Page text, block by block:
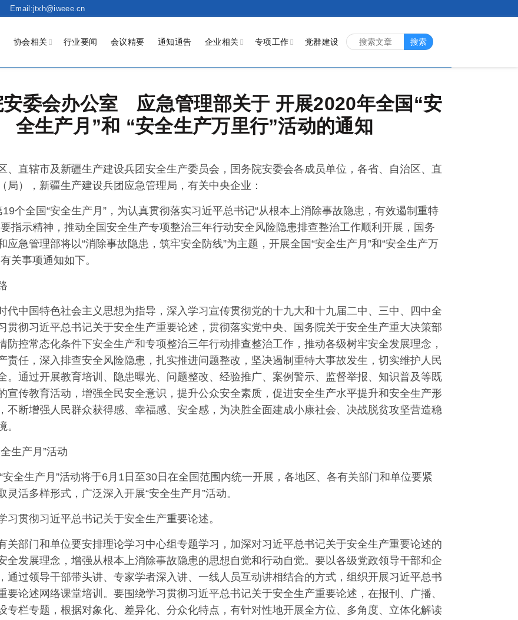
Email:jtxh@iweee.cn
协会相关 行业要闻 会议精要 通知通告 企业相关 专项工作 党群建设 搜索
安委会办公室 应急管理部关于 开展2020年全国“安
全生产月”和 “安全生产万里行”活动的通知
、直辖市及新疆生产建设兵团安全生产委员会，国务院安委会各成员单位，各省、自治区、直
局），新疆生产建设兵团应急管理局，有关中央企业：
个全国“安全生产月”，为认真贯彻落实习近平总书记“从根本上消除事故隐患，有效遏制重特
指示精神，推动全国安全生产专项整治三年行动安全风险隐患排查整治工作顺利开展，国务
应急管理部将以“消除事故隐患，筑牢安全防线”为主题，开展全国“安全生产月”和“安全生产万
关事项通知如下。
代中国特色社会主义思想为指导，深入学习宣传贯彻党的十九大和十九届二中、三中、四中全
贯彻习近平总书记关于安全生产重要论述，贯彻落实党中央、国务院关于安全生产重大决策部
防控常态化条件下安全生产和专项整治三年行动排查整治工作，推动各级树牢安全发展理念，
责任，深入排查安全风险隐患，扎实推进问题整改，坚决遏制重特大事故发生，切实维护人民
。通过开展教育培训、隐患曝光、问题整改、经验推广、案例警示、监督举报、知识普及等既
宣传教育活动，增强全民安全意识，提升公众安全素质，促进安全生产水平提升和安全生产形
不断增强人民群众获得感、幸福感、安全感，为决胜全面建成小康社会、决战脱贫攻坚营造稳
。
生产月”活动
安全生产月”活动将于6月1日至30日在全国范围内统一开展，各地区、各有关部门和单位要紧
灵活多样形式，广泛深入开展“安全生产月”活动。
习贯彻习近平总书记关于安全生产重要论述。
关部门和单位要安排理论学习中心组专题学习，加深对习近平总书记关于安全生产重要论述的
全发展理念，增强从根本上消除事故隐患的思想自觉和行动自觉。要以各级党政领导干部和企
通过领导干部带头讲、专家学者深入讲、一线人员互动讲相结合的方式，组织开展习近平总书
要论述网络课堂培训。要围绕学习贯彻习近平总书记关于安全生产重要论述，在报刊、广播、
专栏专题，根据对象化、差异化、分众化特点，有针对性地开展全方位、多角度、立体化解读